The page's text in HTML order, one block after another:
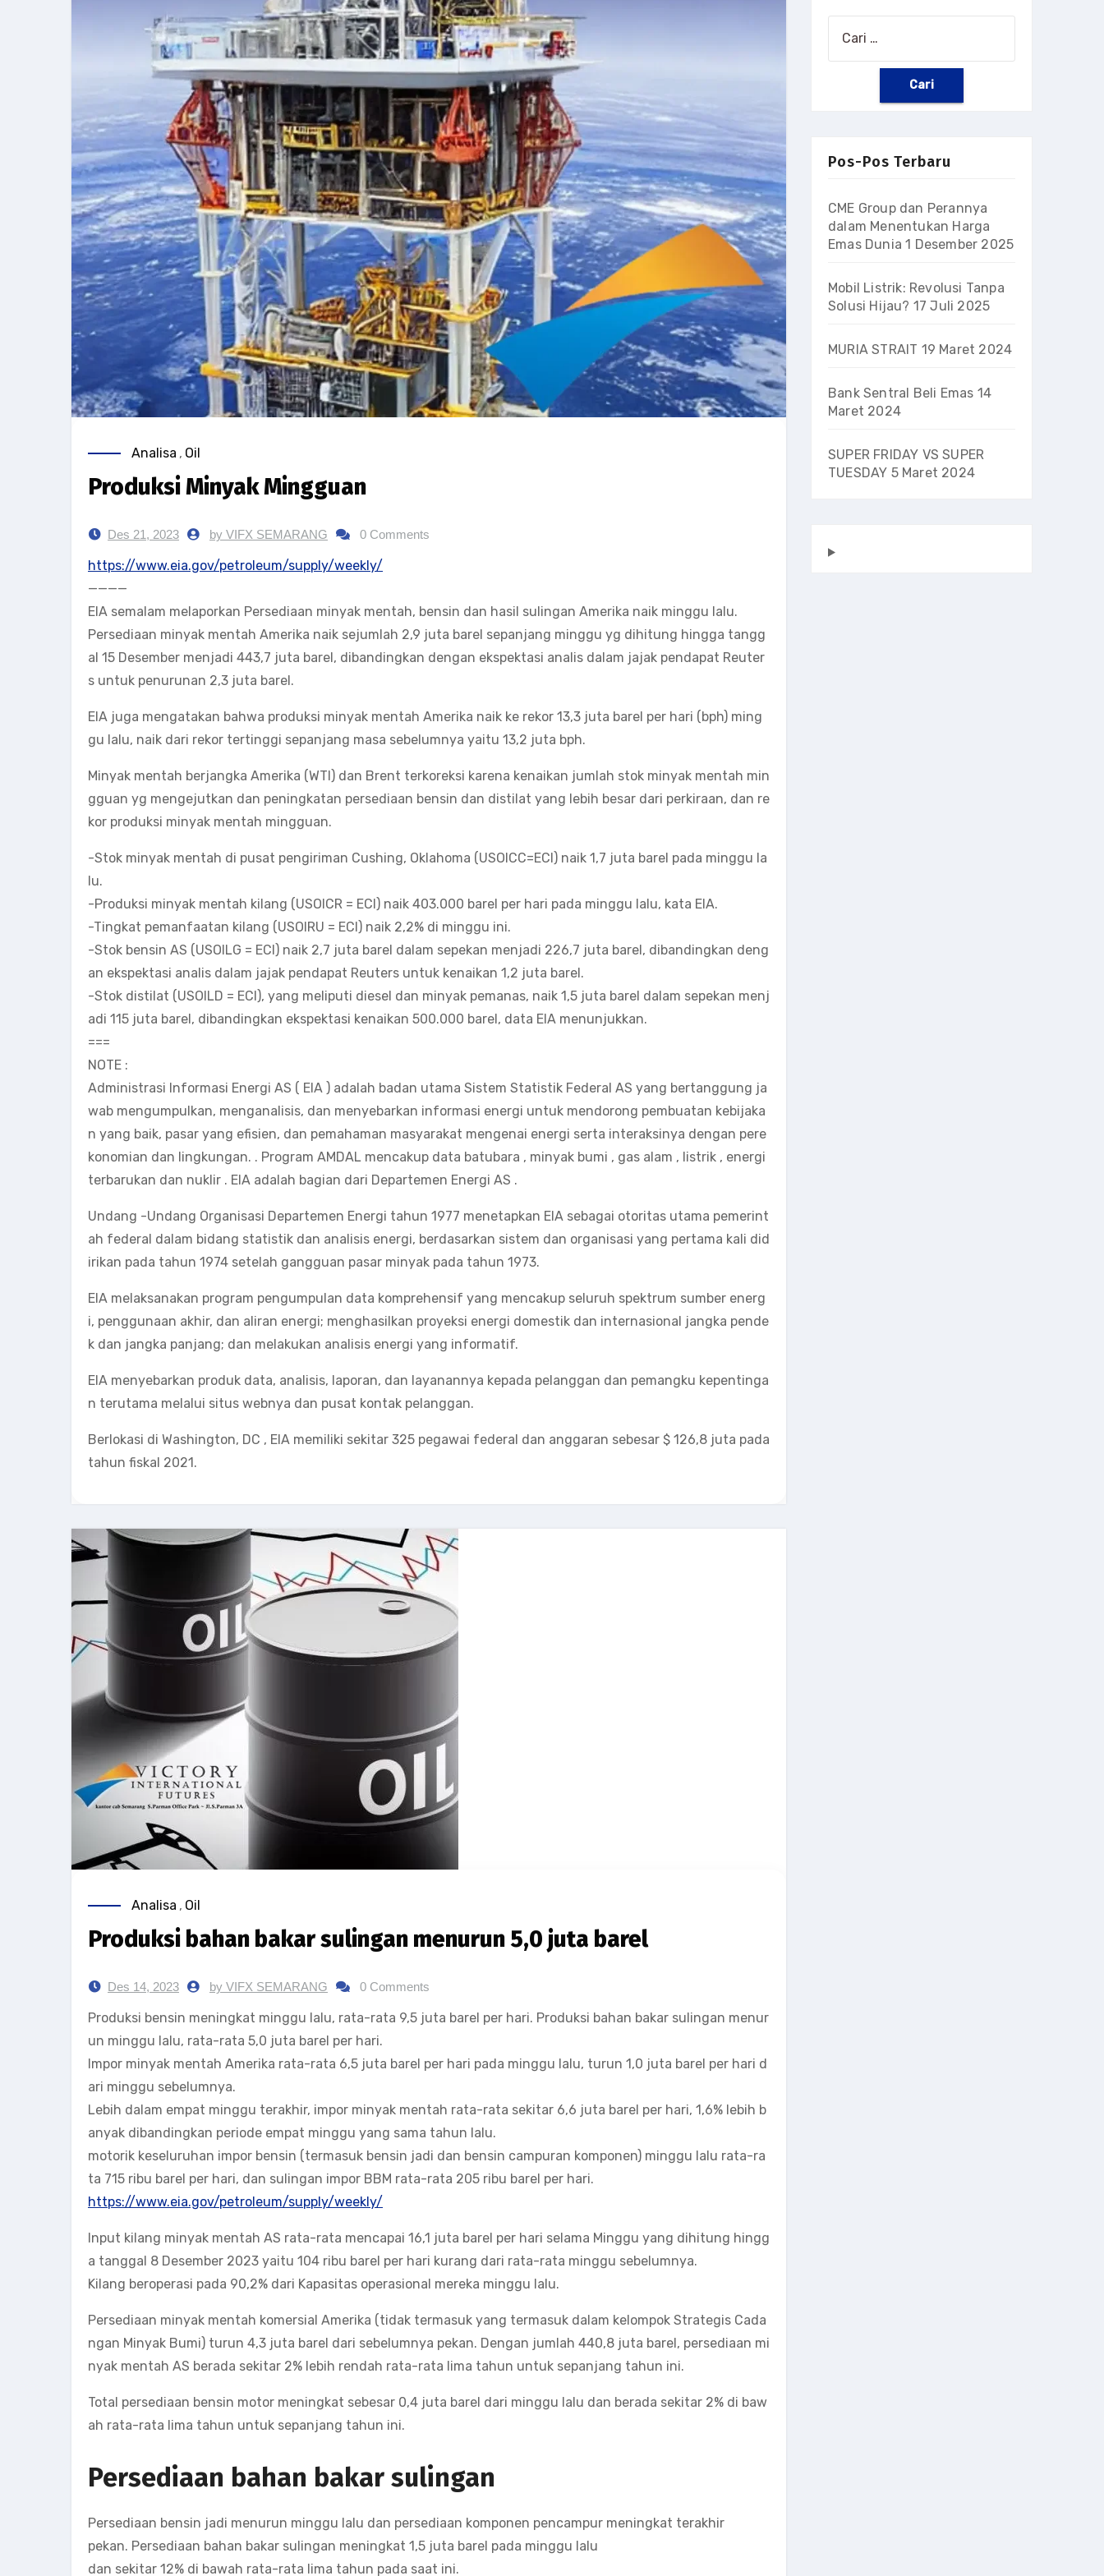
Analisa , Oil
Produksi Minyak Mingguan
Des 21, 2023 by VIFX SEMARANG 0 Comments
https://www.eia.gov/petroleum/supply/weekly/
————
EIA semalam melaporkan Persediaan minyak mentah, bensin dan hasil sulingan Amerika naik minggu lalu.
Persediaan minyak mentah Amerika naik sejumlah 2,9 juta barel sepanjang minggu yg dihitung hingga tangg
al 15 Desember menjadi 443,7 juta barel, dibandingkan dengan ekspektasi analis dalam jajak pendapat Reuter
s untuk penurunan 2,3 juta barel.
EIA juga mengatakan bahwa produksi minyak mentah Amerika naik ke rekor 13,3 juta barel per hari (bph) ming
gu lalu, naik dari rekor tertinggi sepanjang masa sebelumnya yaitu 13,2 juta bph.
Minyak mentah berjangka Amerika (WTI) dan Brent terkoreksi karena kenaikan jumlah stok minyak mentah min
gguan yg mengejutkan dan peningkatan persediaan bensin dan distilat yang lebih besar dari perkiraan, dan re
kor produksi minyak mentah mingguan.
-Stok minyak mentah di pusat pengiriman Cushing, Oklahoma (USOICC=ECI) naik 1,7 juta barel pada minggu la
lu.
-Produksi minyak mentah kilang (USOICR = ECI) naik 403.000 barel per hari pada minggu lalu, kata EIA.
-Tingkat pemanfaatan kilang (USOIRU = ECI) naik 2,2% di minggu ini.
-Stok bensin AS (USOILG = ECI) naik 2,7 juta barel dalam sepekan menjadi 226,7 juta barel, dibandingkan deng
an ekspektasi analis dalam jajak pendapat Reuters untuk kenaikan 1,2 juta barel.
-Stok distilat (USOILD = ECI), yang meliputi diesel dan minyak pemanas, naik 1,5 juta barel dalam sepekan menj
adi 115 juta barel, dibandingkan ekspektasi kenaikan 500.000 barel, data EIA menunjukkan.
===
NOTE :
Administrasi Informasi Energi AS ( EIA ) adalah badan utama Sistem Statistik Federal AS yang bertanggung ja
wab mengumpulkan, menganalisis, dan menyebarkan informasi energi untuk mendorong pembuatan kebijaka
n yang baik, pasar yang efisien, dan pemahaman masyarakat mengenai energi serta interaksinya dengan pere
konomian dan lingkungan. . Program AMDAL mencakup data batubara , minyak bumi , gas alam , listrik , energi
terbarukan dan nuklir . EIA adalah bagian dari Departemen Energi AS .
Undang -Undang Organisasi Departemen Energi tahun 1977 menetapkan EIA sebagai otoritas utama pemerint
ah federal dalam bidang statistik dan analisis energi, berdasarkan sistem dan organisasi yang pertama kali did
irikan pada tahun 1974 setelah gangguan pasar minyak pada tahun 1973.
EIA melaksanakan program pengumpulan data komprehensif yang mencakup seluruh spektrum sumber energ
i, penggunaan akhir, dan aliran energi; menghasilkan proyeksi energi domestik dan internasional jangka pende
k dan jangka panjang; dan melakukan analisis energi yang informatif.
EIA menyebarkan produk data, analisis, laporan, dan layanannya kepada pelanggan dan pemangku kepentinga
n terutama melalui situs webnya dan pusat kontak pelanggan.
Berlokasi di Washington, DC , EIA memiliki sekitar 325 pegawai federal dan anggaran sebesar $ 126,8 juta pada
tahun fiskal 2021.
Analisa , Oil
Produksi bahan bakar sulingan menurun 5,0 juta barel
Des 14, 2023 by VIFX SEMARANG 0 Comments
Produksi bensin meningkat minggu lalu, rata-rata 9,5 juta barel per hari. Produksi bahan bakar sulingan menur
un minggu lalu, rata-rata 5,0 juta barel per hari.
Impor minyak mentah Amerika rata-rata 6,5 juta barel per hari pada minggu lalu, turun 1,0 juta barel per hari d
ari minggu sebelumnya.
Lebih dalam empat minggu terakhir, impor minyak mentah rata-rata sekitar 6,6 juta barel per hari, 1,6% lebih b
anyak dibandingkan periode empat minggu yang sama tahun lalu.
motorik keseluruhan impor bensin (termasuk bensin jadi dan bensin campuran komponen) minggu lalu rata-ra
ta 715 ribu barel per hari, dan sulingan impor BBM rata-rata 205 ribu barel per hari.
https://www.eia.gov/petroleum/supply/weekly/
Input kilang minyak mentah AS rata-rata mencapai 16,1 juta barel per hari selama Minggu yang dihitung hingg
a tanggal 8 Desember 2023 yaitu 104 ribu barel per hari kurang dari rata-rata minggu sebelumnya.
Kilang beroperasi pada 90,2% dari Kapasitas operasional mereka minggu lalu.
Persediaan minyak mentah komersial Amerika (tidak termasuk yang termasuk dalam kelompok Strategis Cada
ngan Minyak Bumi) turun 4,3 juta barel dari sebelumnya pekan. Dengan jumlah 440,8 juta barel, persediaan mi
nyak mentah AS berada sekitar 2% lebih rendah rata-rata lima tahun untuk sepanjang tahun ini.
Total persediaan bensin motor meningkat sebesar 0,4 juta barel dari minggu lalu dan berada sekitar 2% di baw
ah rata-rata lima tahun untuk sepanjang tahun ini.
Persediaan bahan bakar sulingan
Persediaan bensin jadi menurun minggu lalu dan persediaan komponen pencampur meningkat terakhir
pekan. Persediaan bahan bakar sulingan meningkat 1,5 juta barel pada minggu lalu
dan sekitar 12% di bawah rata-rata lima tahun pada saat ini.
Pos-Pos Terbaru
CME Group dan Perannya
dalam Menentukan Harga
Emas Dunia 1 Desember 2025
Mobil Listrik: Revolusi Tanpa
Solusi Hijau? 17 Juli 2025
MURIA STRAIT 19 Maret 2024
Bank Sentral Beli Emas 14
Maret 2024
SUPER FRIDAY VS SUPER
TUESDAY 5 Maret 2024